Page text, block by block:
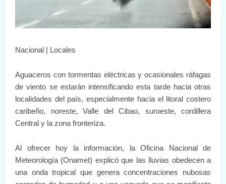
Nacional | Locales
Aguaceros con tormentas eléctricas y ocasionales ráfagas
de viento se estarán intensificando esta tarde hacia otras
localidades del país, especialmente hacia el litoral costero
caribeño, noreste, Valle del Cibao, suroeste, cordillera
Central y la zona fronteriza.
Al ofrecer hoy la información, la Oficina Nacional de
Meteorología (Onamet) explicó que las lluvias obedecen a
una onda tropical que genera concentraciones nubosas